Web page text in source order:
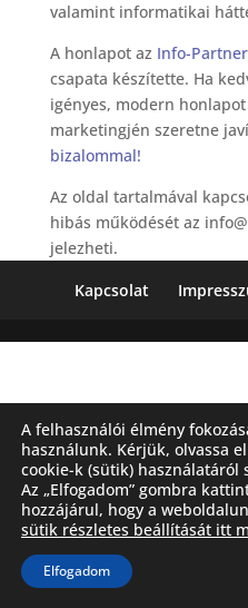
valamint informatikai
A honlapot az Info-
csapata készítette. Ha
igényes, modern
marketingjén szeretne
bizalommal!
Az oldal tartalmával
hibás működését az
jelezheti.
Kapcsolat
A felhasználói élmény
használunk. Kérjük, olvassa
cookie-k (sütik) használatáról
Az „Elfogadom” gombra
hozzájárul, hogy a
sütik részletes beállítását itt
Elfogadom